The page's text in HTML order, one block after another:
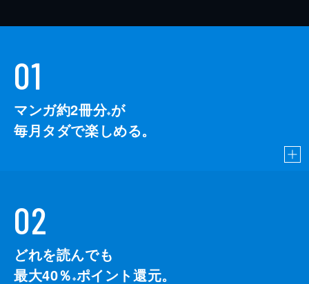
01
マンガ約2冊分※が
毎月タダで楽しめる。
02
どれを読んでも
最大40％ ※ポイント還元。